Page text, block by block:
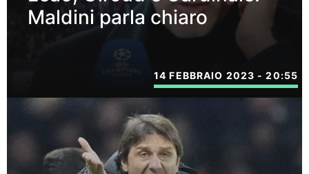
Maldini parla chiaro
14 FEBBRAIO 2023 - 20:55